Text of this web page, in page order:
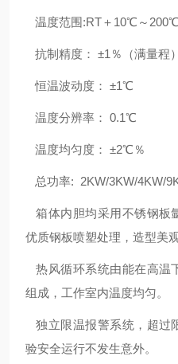
温度范围:RT＋10℃～
抗制精度： ±1％（满量程）
恒温波动度： ±1℃
温度分辨率： 0.1℃
温度均匀度： ±2℃％
总功率: 2KW/3KW/4KW/
箱体内胆均采用不锈钢板
优质钢板喷塑处理，造型美观
热风循环系统由能在高温
组成，工作室内温度均匀。
独立限温报警系统，超过
验安全运行不发生意外。